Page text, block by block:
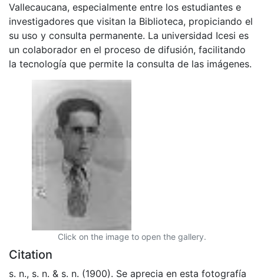
Vallecaucana, especialmente entre los estudiantes e
investigadores que visitan la Biblioteca, propiciando el
su uso y consulta permanente. La universidad Icesi es
un colaborador en el proceso de difusión, facilitando
la tecnología que permite la consulta de las imágenes.
Click on the image to open the gallery.
Citation
s. n., s. n. & s. n. (1900). Se aprecia en esta fotografía